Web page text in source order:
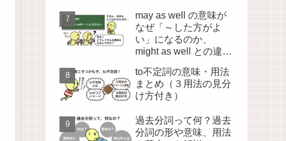
may as well の意味が
なぜ「～した方がよ
い」になるのか、
might as well との違い
to不定詞の意味・用法
まとめ（３用法の見分
け方付き）
過去分詞って何？過去
分詞の形や意味、用法